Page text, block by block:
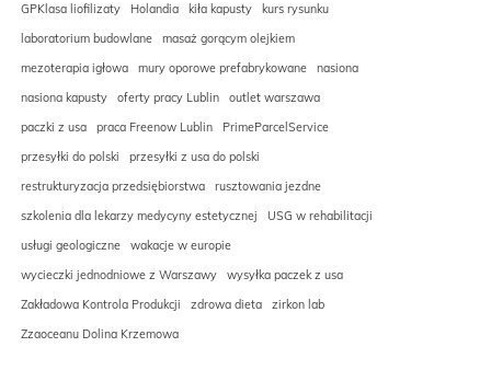
GPKlasa liofilizaty
Holandia kiła kapusty
kurs rysunku
laboratorium budowlane
masaż gorącym olejkiem
mezoterapia igłowa
mury oporowe prefabrykowane
nasiona
nasiona kapusty
oferty pracy Lublin
outlet warszawa
paczki z usa
praca Freenow Lublin
PrimeParcelService
przesyłki do polski
przesyłki z usa do polski
restrukturyzacja przedsiębiorstwa
rusztowania jezdne
szkolenia dla lekarzy medycyny estetycznej
USG w rehabilitacji
usługi geologiczne
wakacje w europie
wycieczki jednodniowe z Warszawy
wysyłka paczek z usa
Zakładowa Kontrola Produkcji
zdrowa dieta
zirkon lab
Zzaoceanu Dolina Krzemowa